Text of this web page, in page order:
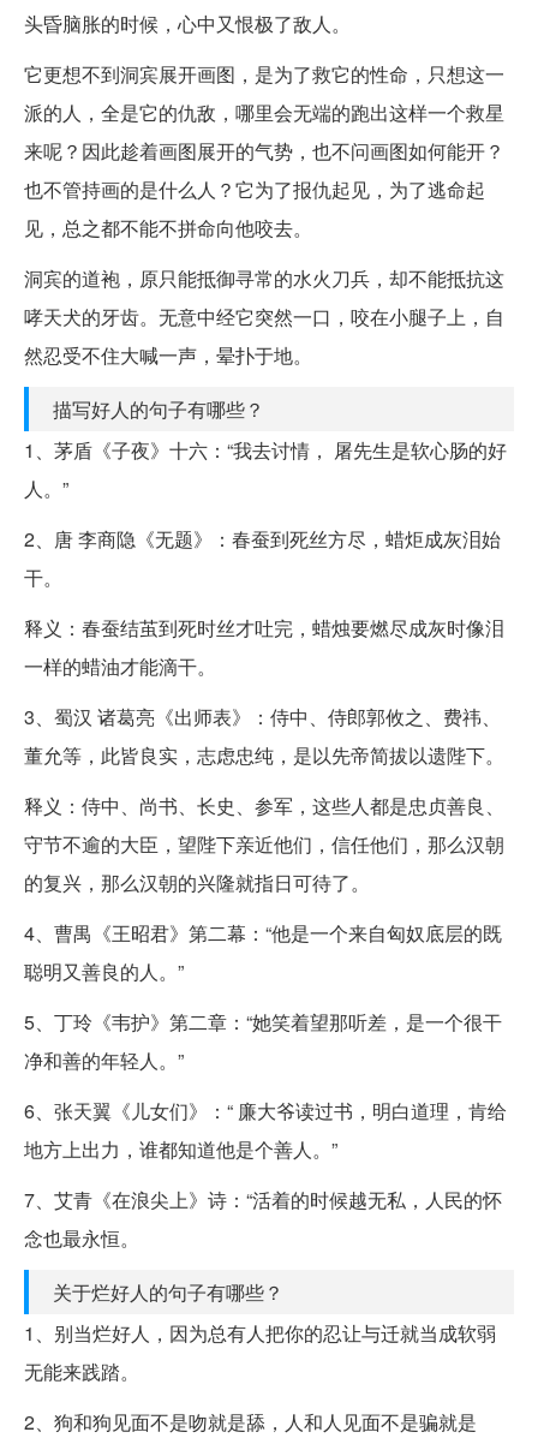
头昏脑胀的时候，心中又恨极了敌人。
它更想不到洞宾展开画图，是为了救它的性命，只想这一
派的人，全是它的仇敌，哪里会无端的跑出这样一个救星
来呢？因此趁着画图展开的气势，也不问画图如何能开？
也不管持画的是什么人？它为了报仇起见，为了逃命起
见，总之都不能不拼命向他咬去。
洞宾的道袍，原只能抵御寻常的水火刀兵，却不能抵抗这
哮天犬的牙齿。无意中经它突然一口，咬在小腿子上，自
然忍受不住大喊一声，晕扑于地。
描写好人的句子有哪些？
1、茅盾《子夜》十六：“我去讨情， 屠先生是软心肠的好
人。”
2、唐 李商隐《无题》：春蚕到死丝方尽，蜡炬成灰泪始
干。
释义：春蚕结茧到死时丝才吐完，蜡烛要燃尽成灰时像泪
一样的蜡油才能滴干。
3、蜀汉 诸葛亮《出师表》：侍中、侍郎郭攸之、费祎、
董允等，此皆良实，志虑忠纯，是以先帝简拔以遗陛下。
释义：侍中、尚书、长史、参军，这些人都是忠贞善良、
守节不逾的大臣，望陛下亲近他们，信任他们，那么汉朝
的复兴，那么汉朝的兴隆就指日可待了。
4、曹禺《王昭君》第二幕：“他是一个来自匈奴底层的既
聪明又善良的人。”
5、丁玲《韦护》第二章：“她笑着望那听差，是一个很干
净和善的年轻人。”
6、张天翼《儿女们》：“ 廉大爷读过书，明白道理，肯给
地方上出力，谁都知道他是个善人。”
7、艾青《在浪尖上》诗：“活着的时候越无私，人民的怀
念也最永恒。
关于烂好人的句子有哪些？
1、别当烂好人，因为总有人把你的忍让与迁就当成软弱
无能来践踏。
2、狗和狗见面不是吻就是舔，人和人见面不是骗就是